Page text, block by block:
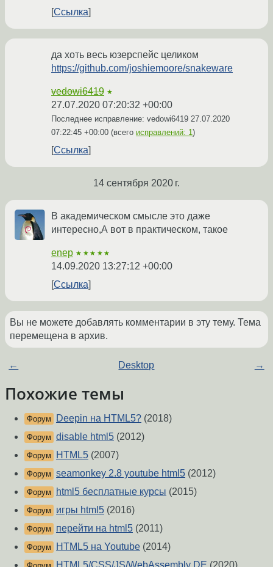
Ссылка
да хоть весь юзерспейс целиком
https://github.com/joshiemoore/snakeware
vedowi6419 ★
27.07.2020 07:20:32 +00:00
Последнее исправление: vedowi6419 27.07.2020
07:22:45 +00:00 (всего исправлений: 1)
Ссылка
14 сентября 2020 г.
В академическом смысле это даже
интересно,А вот в практическом, такое
enep ★★★★★
14.09.2020 13:27:12 +00:00
Ссылка
Вы не можете добавлять комментарии в эту тему. Тема
перемещена в архив.
← Desktop →
Похожие темы
Форум Deepin на HTML5? (2018)
Форум disable html5 (2012)
Форум HTML5 (2007)
Форум seamonkey 2.8 youtube html5 (2012)
Форум html5 бесплатные курсы (2015)
Форум игры html5 (2016)
Форум перейти на html5 (2011)
Форум HTML5 на Youtube (2014)
HTML5/CSS/JS/WebAssembly DE (2020)